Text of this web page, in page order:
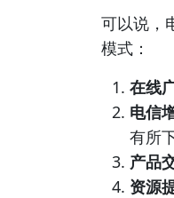
可以说，
模式：
在线
电信
有所
产品
资源